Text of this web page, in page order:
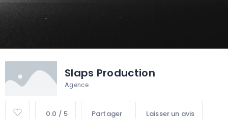
Slaps Production
Agence
0.0 / 5 Partager Laisser un avis